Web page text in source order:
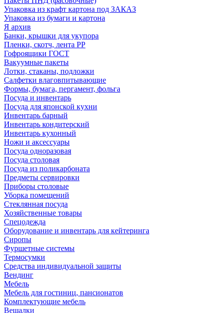
Упаковка из крафт картона под ЗАКАЗ
Упаковка из бумаги и картона
Я архив
Банки, крышки для укупора
Пленки, скотч, лента РР
Гофроящики ГОСТ
Вакуумные пакеты
Лотки, стаканы, подложки
Салфетки влаговпитывающие
Формы, бумага, пергамент, фольга
Посуда и инвентарь
Посуда для японской кухни
Инвентарь барный
Инвентарь кондитерский
Инвентарь кухонный
Ножи и аксессуары
Посуда одноразовая
Посуда столовая
Посуда из поликарбоната
Предметы сервировки
Приборы столовые
Уборка помещений
Стеклянная посуда
Хозяйственные товары
Спецодежда
Оборудование и инвентарь для кейтеринга
Сиропы
Фуршетные системы
Термосумки
Средства индивидуальной защиты
Вендинг
Мебель
Мебель для гостиниц, пансионатов
Комплектующие мебель
Вешалки